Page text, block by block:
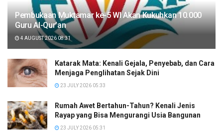
Pembukaan Muktamar ke-5 WI Akan Kukuhkan 10.000
Guru Al-Qur’an
4 AUGUST 2026 08:31
Katarak Mata: Kenali Gejala, Penyebab, dan Cara
Menjaga Penglihatan Sejak Dini
23 JULY 2026 05:33
Rumah Awet Bertahun-Tahun? Kenali Jenis
Rayap yang Bisa Mengurangi Usia Bangunan
23 JULY 2026 05:31